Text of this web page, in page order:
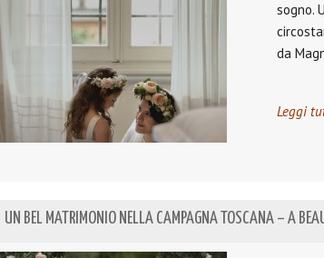
sogno.
da
Leggi
UN BEL MATRIMONIO NELLA CAMPAGNA TOSCANA – A